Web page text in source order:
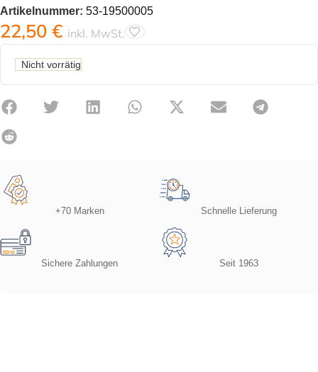
Artikelnummer: 53-19500005
22,50 € inkl. MwSt.
Nicht vorrätig
+70 Marken Schnelle Lieferung
Sichere Zahlungen Seit 1963